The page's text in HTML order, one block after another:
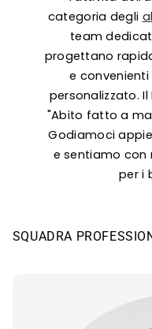
categoria degli
team
progettano
e
personalizzato.
"Abito fatto a
Godiamoci
e sentiamo con
per i
SQUADRA